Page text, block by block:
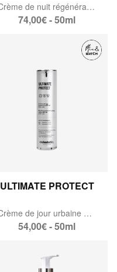
Crème de nuit régénérante au rétinol
74,00€ - 50ml
ULTIMATE PROTECT
Crème de jour urbaine SPF 30
54,00€ - 50ml